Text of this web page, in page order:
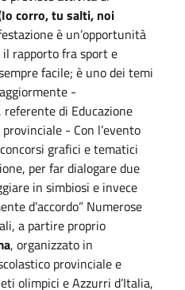
Io corro, tu salti, noi
è un’opportunità
rapporto fra sport e
facile; è uno dei temi
-
, referente di Educazione
- Con l’evento
grafici e tematici
per far dialogare due
in simbiosi e invece
d’accordo” Numerose
a partire proprio
, organizzato in
provinciale e
olimpici e Azzurri d’Italia,